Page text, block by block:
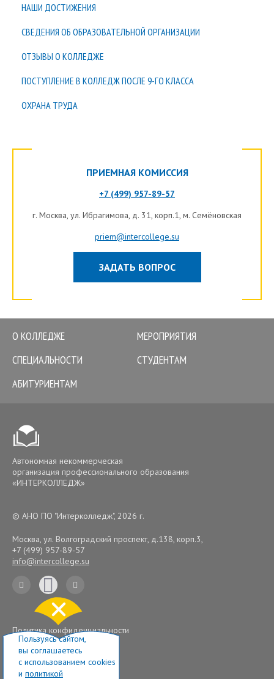
НАШИ ДОСТИЖЕНИЯ
СВЕДЕНИЯ ОБ ОБРАЗОВАТЕЛЬНОЙ ОРГАНИЗАЦИИ
ОТЗЫВЫ О КОЛЛЕДЖЕ
ПОСТУПЛЕНИЕ В КОЛЛЕДЖ ПОСЛЕ 9-ГО КЛАССА
ОХРАНА ТРУДА
ПРИЕМНАЯ КОМИССИЯ
+7 (499) 957-89-57
г. Москва, ул. Ибрагимова, д. 31, корп.1, м. Семёновская
priem@intercollege.su
ЗАДАТЬ ВОПРОС
О КОЛЛЕДЖЕ
МЕРОПРИЯТИЯ
СПЕЦИАЛЬНОСТИ
СТУДЕНТАМ
АБИТУРИЕНТАМ
Автономная некоммерческая
организация профессионального образования
«ИНТЕРКОЛЛЕДЖ»
© АНО ПО "Интерколледж", 2026 г.
Москва, ул. Волгоградский проспект, д.138, корп.3,
+7 (499) 957-89-57
info@intercollege.su
Политика конфиденциальности
Разработка сайта
Пользуясь сайтом,
вы соглашаетесь
с использованием cookies
и политикой